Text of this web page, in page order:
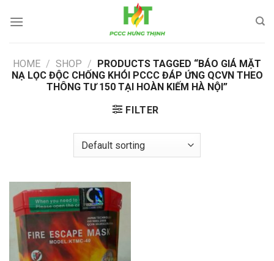
HOME / SHOP / PRODUCTS TAGGED “BÁO GIÁ MẶT
NẠ LỌC ĐỘC CHỐNG KHÓI PCCC ĐÁP ỨNG QCVN THEO
THÔNG TƯ 150 TẠI HOÀN KIẾM HÀ NỘI”
FILTER